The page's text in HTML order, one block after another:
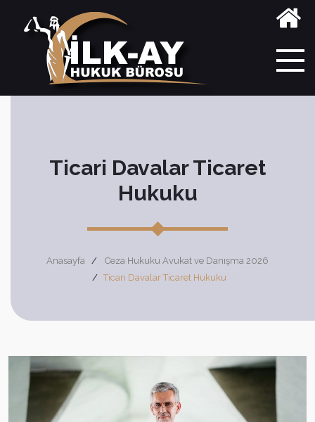
Ticari Davalar Ticaret
Hukuku
Anasayfa
Ceza Hukuku Avukat ve Danışma 2026
Ticari Davalar Ticaret Hukuku